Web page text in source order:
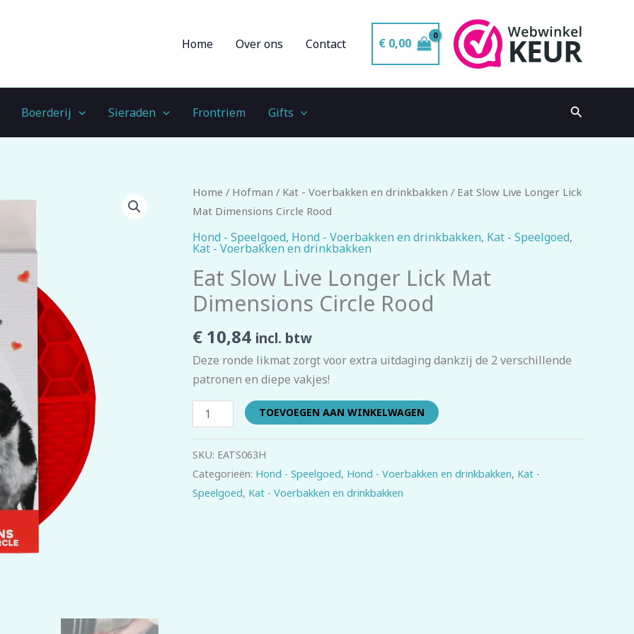
Home Over ons Contact € 0,00
Boerderij Sieraden Frontriem Gifts Zoeken
Home / Hofman / Kat - Voerbakken en drinkbakken / Eat Slow Live Longer Lick
Mat Dimensions Circle Rood
Hond - Speelgoed, Hond - Voerbakken en drinkbakken, Kat - Speelgoed,
Kat - Voerbakken en drinkbakken
Eat Slow Live Longer Lick Mat
Dimensions Circle Rood
€ 10,84 incl. btw
Deze ronde likmat zorgt voor extra uitdaging dankzij de 2 verschillende
patronen en diepe vakjes!
Eat
Slow
Live
Longer
Lick
Mat
Dimensions
Rood
aantal
TOEVOEGEN AAN WINKELWAGEN
SKU: EATS063H
Categorieën: Hond - Speelgoed, Hond - Voerbakken en drinkbakken, Kat -
Speelgoed, Kat - Voerbakken en drinkbakken